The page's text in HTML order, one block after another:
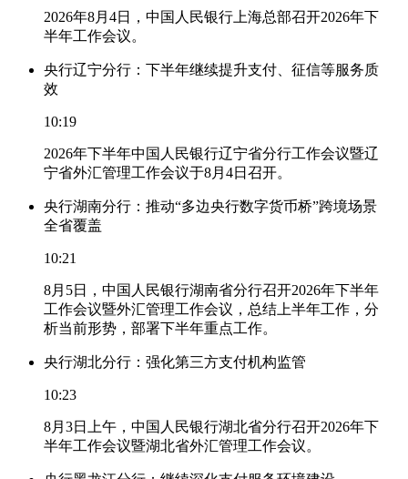
2026年8月4日，中国人民银行上海总部召开2026年下
半年工作会议。
央行辽宁分行：下半年继续提升支付、征信等服务质
效
10:19
2026年下半年中国人民银行辽宁省分行工作会议暨辽
宁省外汇管理工作会议于8月4日召开。
央行湖南分行：推动“多边央行数字货币桥”跨境场景
全省覆盖
10:21
8月5日，中国人民银行湖南省分行召开2026年下半年
工作会议暨外汇管理工作会议，总结上半年工作，分
析当前形势，部署下半年重点工作。
央行湖北分行：强化第三方支付机构监管
10:23
8月3日上午，中国人民银行湖北省分行召开2026年下
半年工作会议暨湖北省外汇管理工作会议。